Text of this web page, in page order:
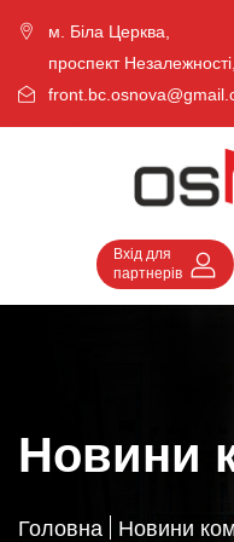
м. Біла Церква,
проспект
Вхід для
партнерів
Новини
Головна Новини